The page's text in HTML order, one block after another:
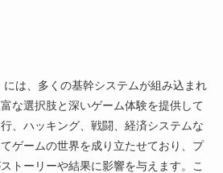
には、多くの基幹システムが組み込まれ
な選択肢と深いゲーム体験を提供して
、ハッキング、戦闘、経済システムな
ゲームの世界を成り立たせており、プ
トーリーや結果に影響を与えます。こ